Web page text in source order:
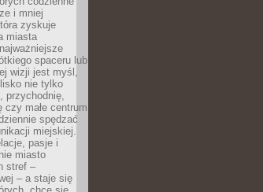
i mniej
zyskuje
miasta
spaceru lub
wizji jest myśl,
nie tylko
przychodnię,
małe centrum
spędzać
miejskiej.
pasje i
miasto
stref –
– a staje się